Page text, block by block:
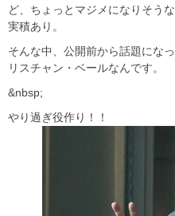
ど、ちょっとマジメになりそう
実積あり。
そんな中、公開前から話題にな
リスチャン・ベールなんです。
&nbsp;
やり過ぎ役作り！！